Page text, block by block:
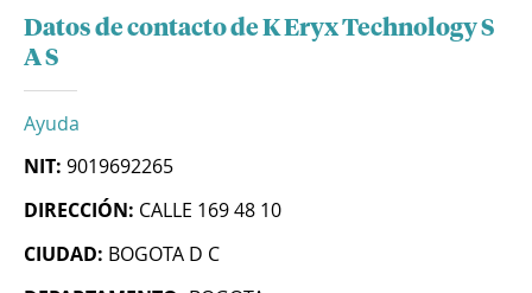
Datos de contacto de K Eryx Technology S
A S
Ayuda
NIT: 9019692265
DIRECCIÓN: CALLE 169 48 10
CIUDAD: BOGOTA D C